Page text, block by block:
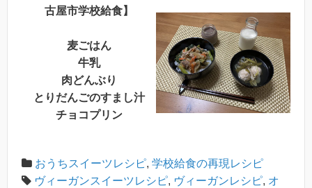
古屋市学校給食】
麦ごはん
牛乳
肉どんぶり
とりだんごのすまし汁
チョコプリン
おうちスイーツレシピ, 学校給食の再現レシピ
ヴィーガンスイーツレシピ, ヴィーガンレシピ, オ